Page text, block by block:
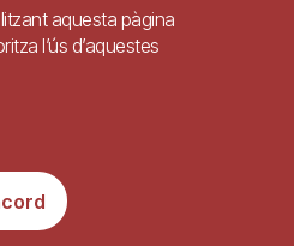
Avís legal Ajuda
amb el Reial Decret 1112/2018, de 7 de
web i aplicacions per a dispositius
sector públic.
aquesta pàgina
l’ús d’aquestes